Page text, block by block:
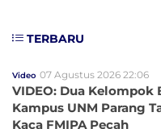
TERBARU
Video 07 Agustus 2026 22:06
VIDEO: Dua Kelompok
Kampus UNM Parang
Kaca FMIPA Pecah